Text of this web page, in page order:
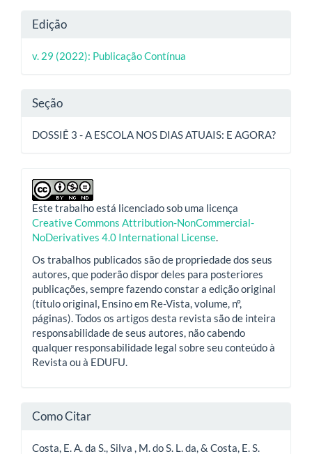
Detalhes
do
artigo
Edição
v. 29 (2022): Publicação Contínua
Seção
DOSSIÊ 3 - A ESCOLA NOS DIAS ATUAIS: E AGORA?
Este trabalho está licenciado sob uma licença
Creative Commons Attribution-NonCommercial-
NoDerivatives 4.0 International License.
Os trabalhos publicados são de propriedade dos seus
autores, que poderão dispor deles para posteriores
publicações, sempre fazendo constar a edição original
(título original, Ensino em Re-Vista, volume, nº,
páginas). Todos os artigos desta revista são de inteira
responsabilidade de seus autores, não cabendo
qualquer responsabilidade legal sobre seu conteúdo à
Revista ou à EDUFU.
Como Citar
Costa, E. A. da S., Silva , M. do S. L. da, & Costa, E. S.